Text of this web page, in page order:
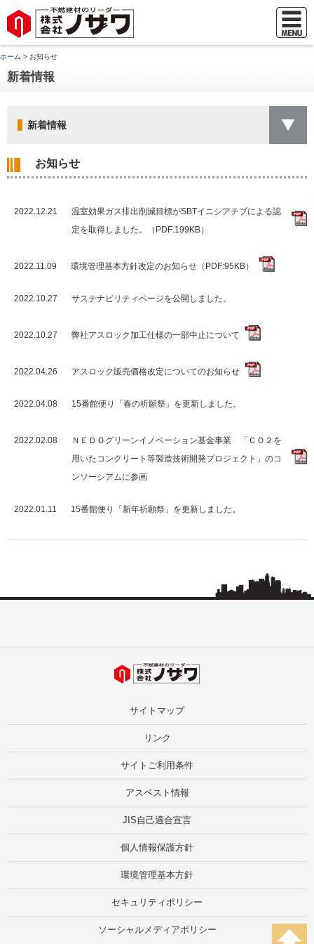
ホーム > お知らせ
新着情報
新着情報
お知らせ
2022.12.21
温室効果ガス排出削減目標がSBTイニシアチブによる認
定を取得しました。（PDF:199KB）
2022.11.09 環境管理基本方針改定のお知らせ（PDF:95KB）
2022.10.27 サステナビリティページを公開しました。
2022.10.27 弊社アスロック加工仕様の一部中止について
2022.04.26 アスロック販売価格改定についてのお知らせ
2022.04.08 15番館便り「春の祈願祭」を更新しました。
2022.02.08
ＮＥＤＯグリーンイノベーション基金事業 「ＣＯ２を
用いたコンクリート等製造技術開発プロジェクト」のコ
ンソーシアムに参画
2022.01.11 15番館便り「新年祈願祭」を更新しました。
サイトマップ
リンク
サイトご利用条件
アスベスト情報
JIS自己適合宣言
個人情報保護方針
環境管理基本方針
セキュリティポリシー
ソーシャルメディアポリシー